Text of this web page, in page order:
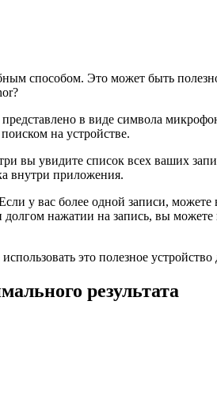
способом. Это может быть
в виде символа
на устройстве.
вы увидите список всех ваших
внутри приложения.
у вас более одной записи,
нажатии на запись, вы можете
это полезное
результата